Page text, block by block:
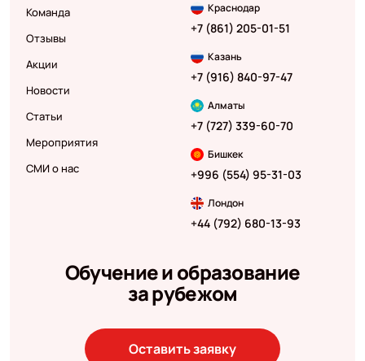
Команда
Отзывы
Акции
Новости
Статьи
Мероприятия
СМИ о нас
Краснодар
+7 (861) 205-01-51
Казань
+7 (916) 840-97-47
Алматы
+7 (727) 339-60-70
Бишкек
+996 (554) 95-31-03
Лондон
+44 (792) 680-13-93
Обучение и образование
за рубежом
Оставить заявку